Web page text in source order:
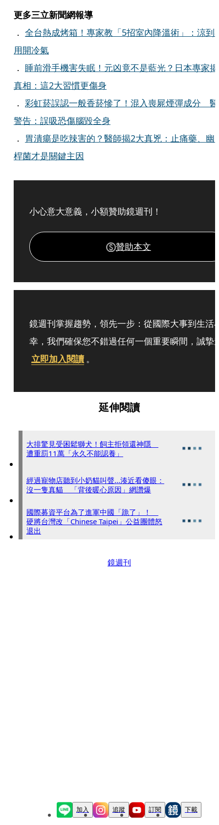
更多三立新聞網報導
． 全台熱成烤箱！專家教「5招室內降溫術」：涼到
用開冷氣
． 睡前滑手機害失眠！元凶竟不是藍光？日本專家揭
真相：這2大習慣更傷身
． 彩虹菸誤認一般香菸慘了！混入喪屍煙彈成分 醫
警告：誤吸恐傷腦毀全身
． 胃潰瘍是吃辣害的？醫師揭2大真兇：止痛藥、幽
桿菌才是關鍵主因
小心意大意義，小額贊助鏡週刊！
贊助本文
鏡週刊掌握趨勢，領先一步：從國際大事到生活
幸，我們確保您不錯過任何一個重要瞬間，誠摯
立即加入閱讀 。
延伸閱讀
大排驚見受困鬆獅犬！飼主拒領還神隱
遭重罰11萬「永久不能認養」
經過寵物店聽到小奶貓叫聲...湊近看傻眼：
沒一隻真貓 「背後暖心原因」網讚爆
國際募資平台為了進軍中國「跪了」！
硬將台灣改「Chinese Taipei」公益團體怒
退出
鏡週刊
加入 追蹤 訂閱 下載